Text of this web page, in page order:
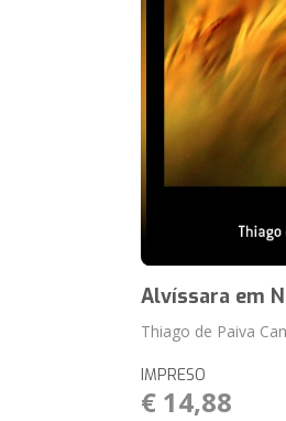
Alvíssara em
Thiago de Paiva
IMPRESO
€ 14,88